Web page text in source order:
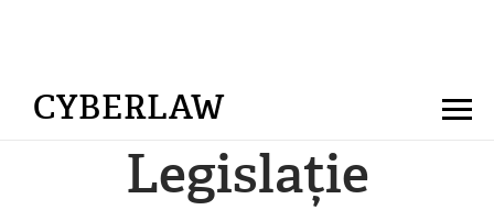
CYBERLAW
Legislație